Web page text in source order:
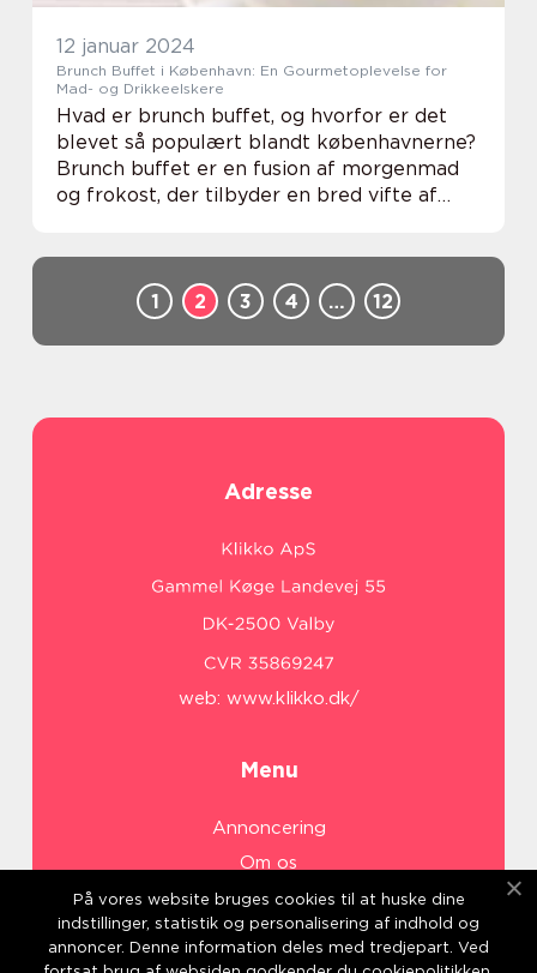
12 januar 2024
Brunch Buffet i København: En Gourmetoplevelse for
Mad- og Drikkeelskere
Hvad er brunch buffet, og hvorfor er det
blevet så populært blandt københavnerne?
Brunch buffet er en fusion af morgenmad
og frokost, der tilbyder en bred vifte af
1 2 3 4 … 12
Adresse
web: www.klikko.dk/
Menu
Annoncering
Om os
Cookies
Kontakt os
Sitemap
På vores website bruges cookies til at huske dine
indstillinger, statistik og personalisering af indhold og
annoncer. Denne information deles med tredjepart. Ved